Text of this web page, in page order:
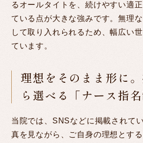
るオールタイトを、続けやすい適
ている点が大きな強みです。無理
して取り入れられるため、幅広い
ています。
理想をそのまま形に
ら選べる「ナース指名
当院では、SNSなどに掲載されて
真を見ながら、ご自身の理想とす